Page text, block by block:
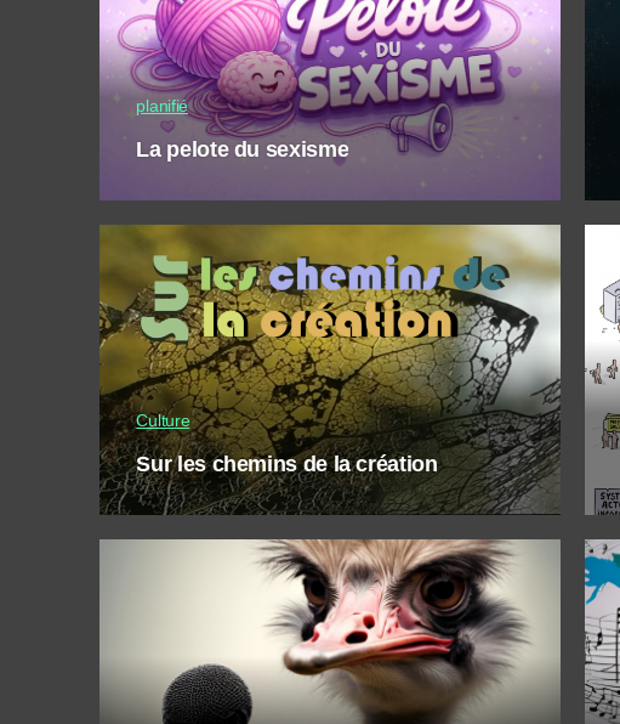
planifié
La pelote du sexisme
Culture
Sur les chemins de la création